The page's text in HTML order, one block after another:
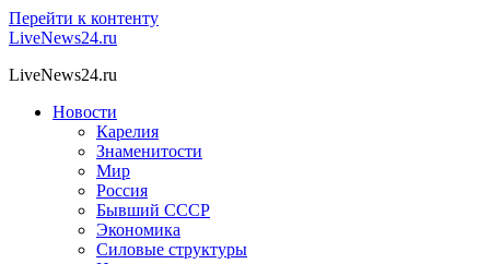
Перейти к контенту
LiveNews24.ru
LiveNews24.ru
Новости
Карелия
Знаменитости
Мир
Россия
Бывший СССР
Экономика
Силовые структуры